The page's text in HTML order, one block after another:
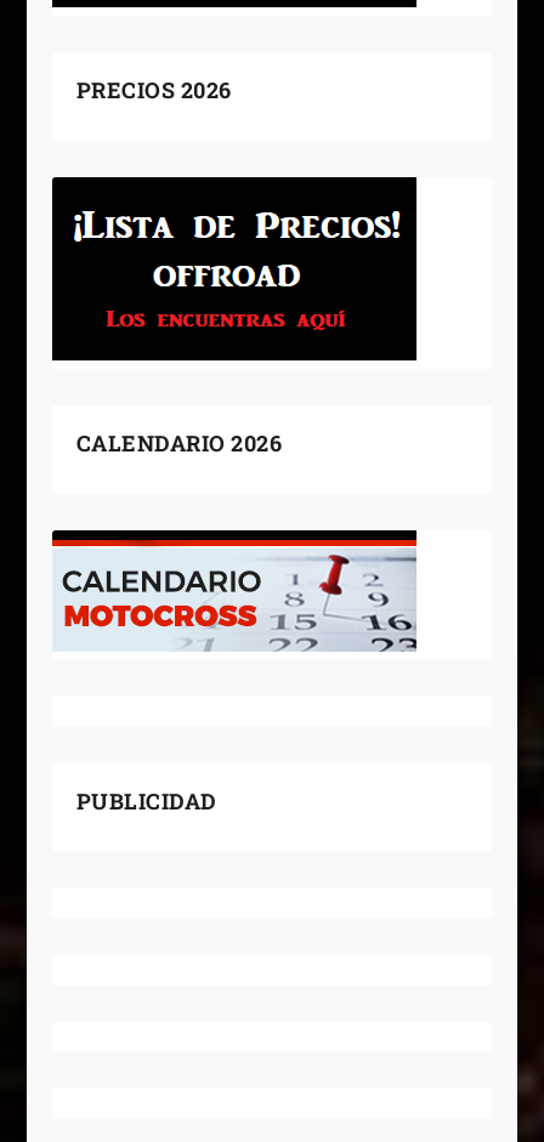
PRECIOS 2026
CALENDARIO 2026
PUBLICIDAD